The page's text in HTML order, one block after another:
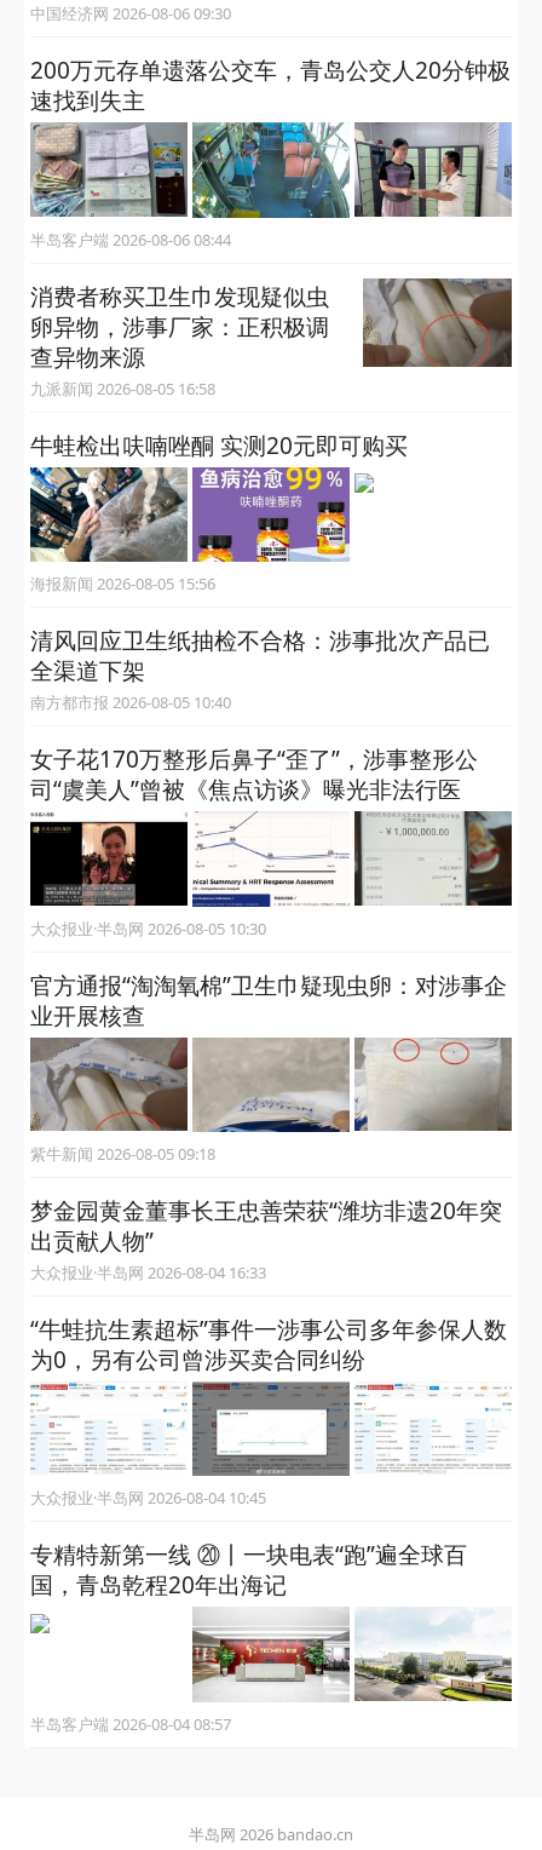
中国经济网 2026-08-06 09:30
200万元存单遗落公交车，青岛公交人20分钟极
速找到失主
半岛客户端 2026-08-06 08:44
消费者称买卫生巾发现疑似虫
卵异物，涉事厂家：正积极调
查异物来源
九派新闻 2026-08-05 16:58
牛蛙检出呋喃唑酮 实测20元即可购买
海报新闻 2026-08-05 15:56
清风回应卫生纸抽检不合格：涉事批次产品已
全渠道下架
南方都市报 2026-08-05 10:40
女子花170万整形后鼻子“歪了”，涉事整形公
司“虞美人”曾被《焦点访谈》曝光非法行医
大众报业·半岛网 2026-08-05 10:30
官方通报“淘淘氧棉”卫生巾疑现虫卵：对涉事企
业开展核查
紫牛新闻 2026-08-05 09:18
梦金园黄金董事长王忠善荣获“潍坊非遗20年突
出贡献人物”
大众报业·半岛网 2026-08-04 16:33
“牛蛙抗生素超标”事件一涉事公司多年参保人数
为0，另有公司曾涉买卖合同纠纷
大众报业·半岛网 2026-08-04 10:45
专精特新第一线 ⑳丨一块电表“跑”遍全球百
国，青岛乾程20年出海记
半岛客户端 2026-08-04 08:57
半岛网 2026 bandao.cn